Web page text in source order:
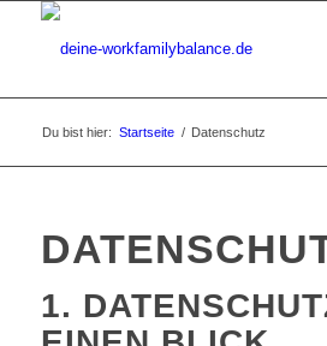
Du bist hier: Startseite / Datenschutz
1.